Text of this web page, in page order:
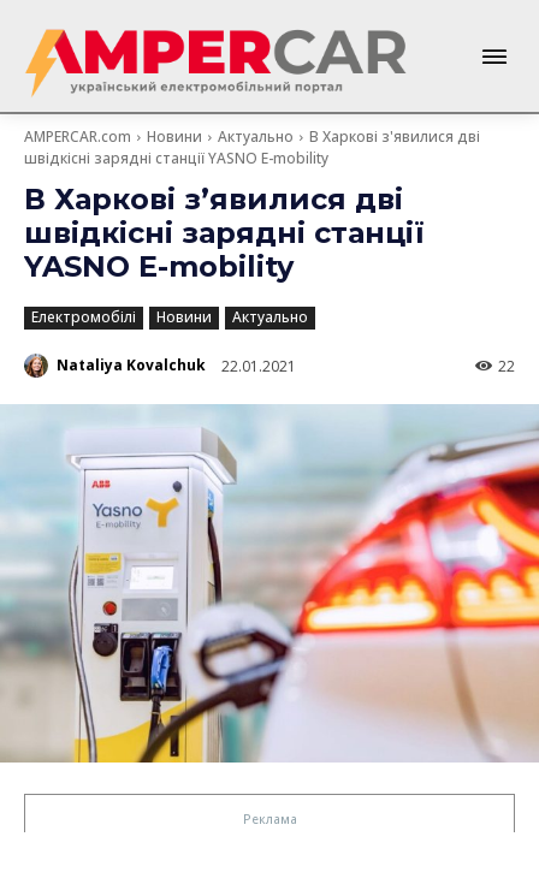
AMPERCAR.com Новини Актуально
В Харкові з'явилися дві
швідкісні зарядні станції YASNO E-mobility
В Харкові з’явилися дві
швідкісні зарядні станції
YASNO E-mobility
Електромобілі Новини Актуально
Nataliya Kovalchuk 22.01.2021 22